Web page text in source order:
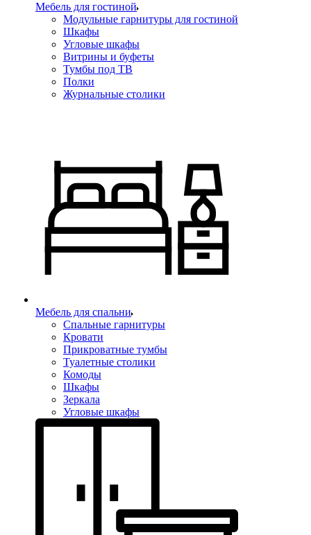
Мебель для гостиной
Модульные гарнитуры для гостиной
Шкафы
Угловые шкафы
Витрины и буфеты
Тумбы под ТВ
Полки
Журнальные столики
Мебель для спальни
Спальные гарнитуры
Кровати
Прикроватные тумбы
Туалетные столики
Комоды
Шкафы
Зеркала
Угловые шкафы